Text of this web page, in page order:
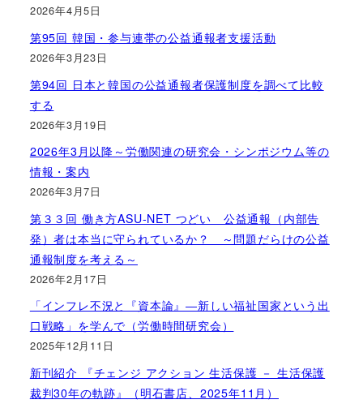
2026年4月5日
第95回 韓国・参与連帯の公益通報者支援活動
2026年3月23日
第94回 日本と韓国の公益通報者保護制度を調べて比較
する
2026年3月19日
2026年3月以降～労働関連の研究会・シンポジウム等の
情報・案内
2026年3月7日
第３３回 働き方ASU-NET つどい 公益通報（内部告
発）者は本当に守られているか？ ～問題だらけの公益
通報制度を考える～
2026年2月17日
「インフレ不況と『資本論』―新しい福祉国家という出
口戦略」を学んで（労働時間研究会）
2025年12月11日
新刊紹介 『チェンジ アクション 生活保護 － 生活保護
裁判30年の軌跡』（明石書店、2025年11月）